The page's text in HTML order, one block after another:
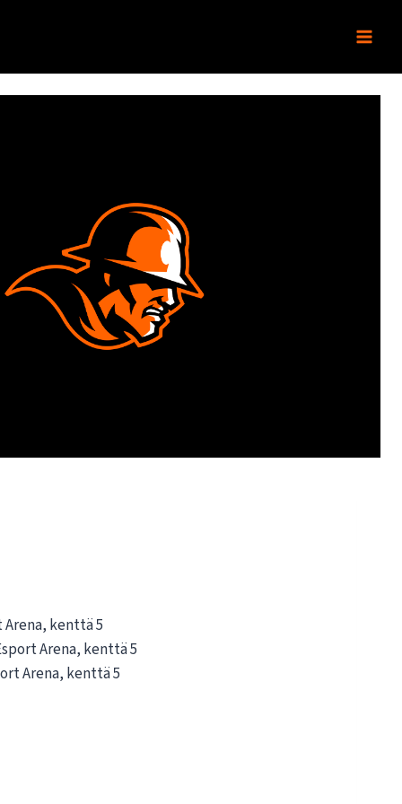
Arena, kenttä 5
Arena, kenttä 5
Arena, kenttä 5